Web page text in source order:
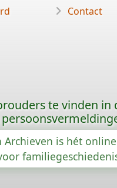
Contact
te vinden in
Archieven is hét online